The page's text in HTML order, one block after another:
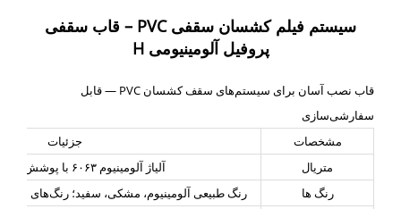
سیستم فیلم کشسان سقفی PVC – قاب سقفی
پروفیل آلومینیومی H
قاب نصب آسان برای سیستم‌های سقف کشسان PVC — قابل
سفارشی‌سازی
مشخصات
جزئیات
متریال
آلیاژ آلومینیوم ۶۰۶۳ با پوشش آنودایز شده
رنگ ها
رنگ طبیعی آلومینیوم، مشکی، سفید؛ رنگ‌های